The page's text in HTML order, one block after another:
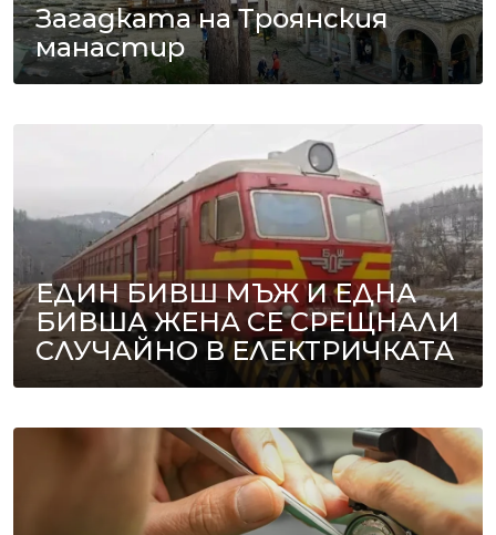
Загадката на Троянския
манастир
ЕДИН БИВШ МЪЖ И ЕДНА
БИВША ЖЕНА СЕ СРЕЩНАЛИ
СЛУЧАЙНО В ЕЛЕКТРИЧКАТА